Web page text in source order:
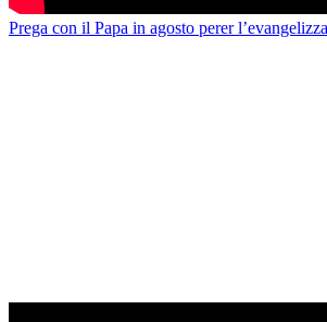
Prega con il Papa in agosto perer